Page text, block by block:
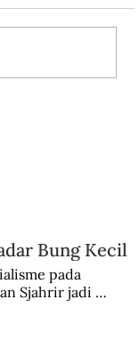
Bung Kecil
pada
Sjahrir jadi